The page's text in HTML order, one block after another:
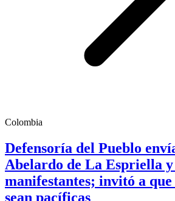
Colombia
Defensoría del Pueblo
Abelardo de La Espriella
manifestantes; invitó a
sean pacíficas